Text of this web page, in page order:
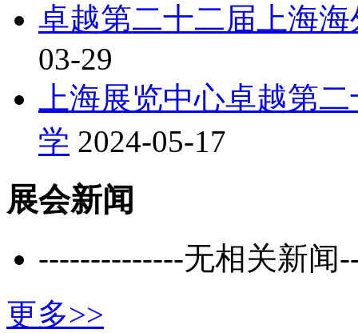
卓越第二十二届上海
03-29
上海展览中心卓越第
学 2024-05-17
展会新闻
--------------无相关新闻
更多>>